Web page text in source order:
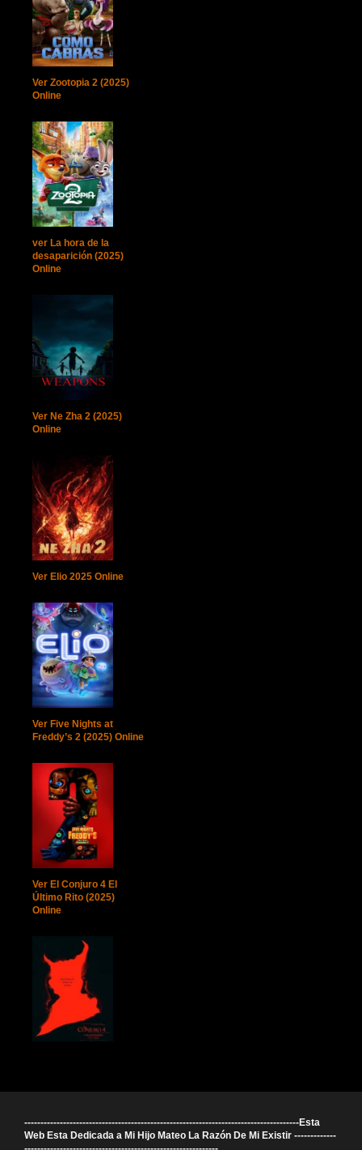
Ver Zootopia 2 (2025)
Online
ver La hora de la
desaparición (2025)
Online
Ver Ne Zha 2 (2025)
Online
Ver Elio 2025 Online
Ver Five Nights at
Freddy’s 2 (2025) Online
Ver El Conjuro 4 El
Último Rito (2025)
Online
-------------------------------------------------------------------------------------Esta
Web Esta Dedicada a Mi Hijo Mateo La Razón De Mi Existir -------------